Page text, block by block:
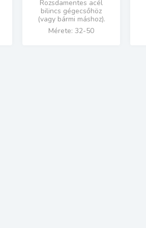
Rozsdamentes acél
bilincs gégecsőhöz
(vagy bármi máshoz).
Mérete: 32-50